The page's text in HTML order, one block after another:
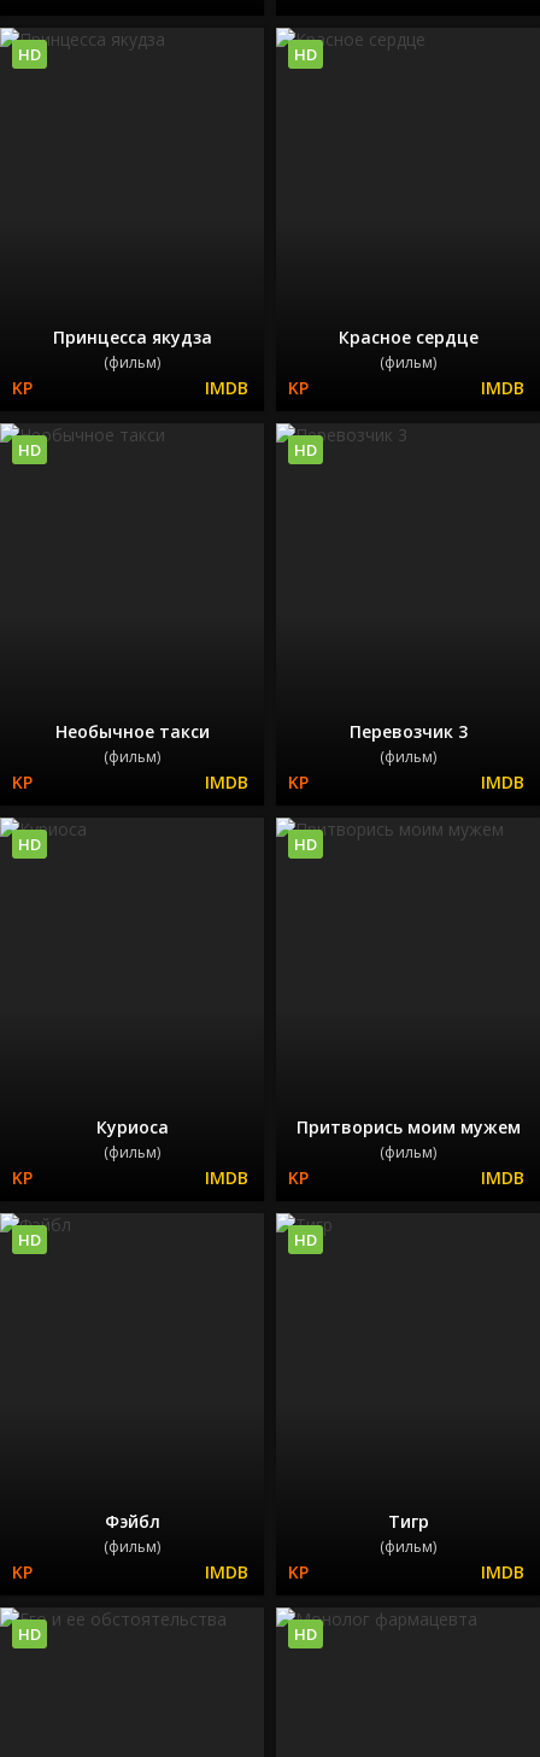
Принцесса якудза
(фильм)
HD
Красное сердце
(фильм)
HD
Необычное такси
(фильм)
HD
Перевозчик 3
(фильм)
HD
Куриоса
(фильм)
HD
Притворись моим мужем
(фильм)
HD
Фэйбл
(фильм)
HD
Тигр
(фильм)
HD
HD HD